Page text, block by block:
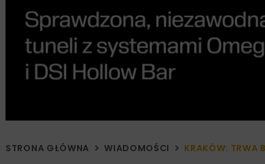
STRONA GŁÓWNA WIADOMOŚCI KRAKÓW: TRWA